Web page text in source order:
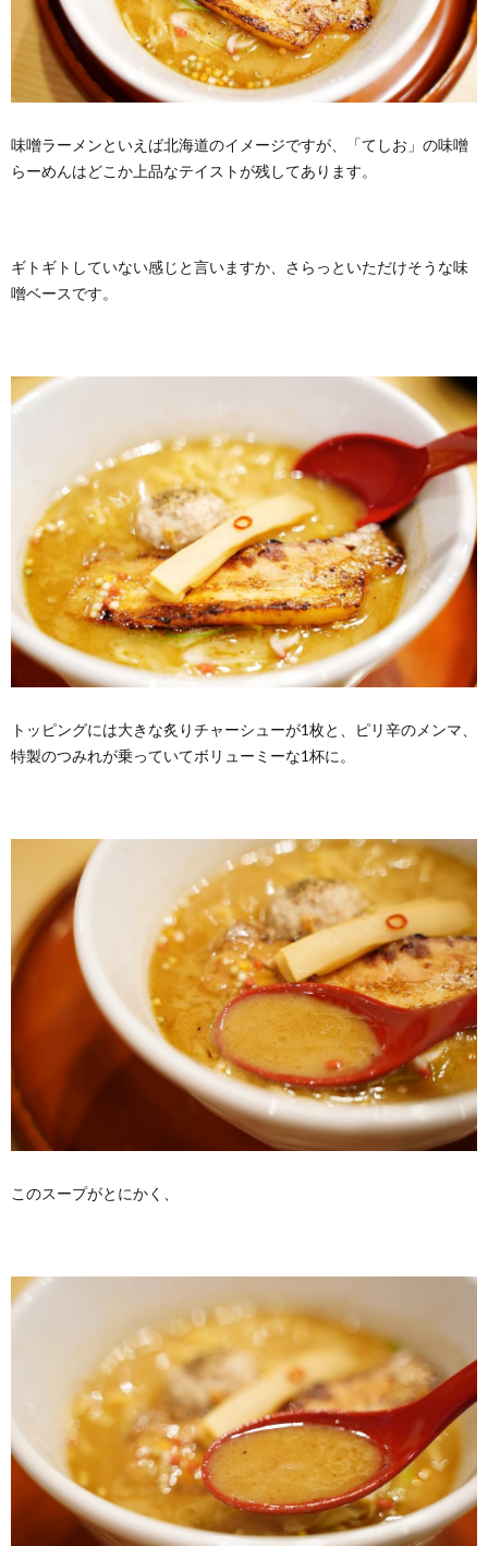
味噌ラーメンといえば北海道のイメージですが、「てしお」の味噌
らーめんはどこか上品なテイストが残してあります。
ギトギトしていない感じと言いますか、さらっといただけそうな味
噌ベースです。
トッピングには大きな炙りチャーシューが1枚と、ピリ辛のメンマ、
特製のつみれが乗っていてボリューミーな1杯に。
このスープがとにかく、